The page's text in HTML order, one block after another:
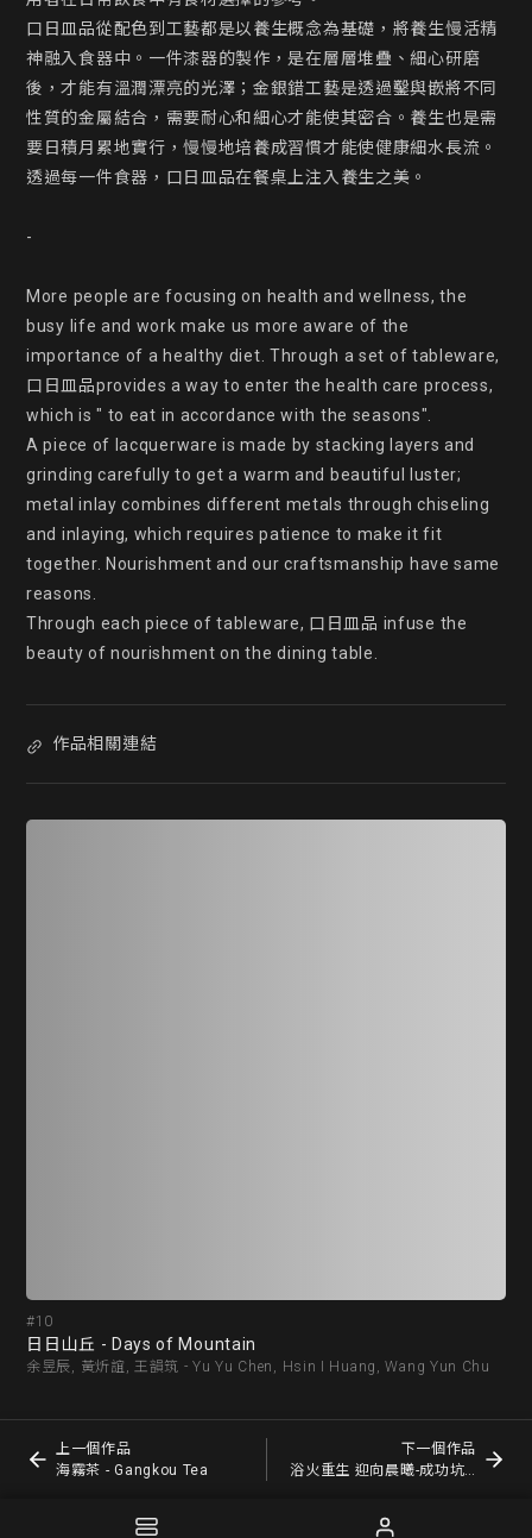
口日皿品從配色到工藝都是以養生概念為基礎，將養生慢活精
神融入食器中。一件漆器的製作，是在層層堆疊、細心研磨
後，才能有溫潤漂亮的光澤；金銀錯工藝是透過鑿與嵌將不同
性質的金屬結合，需要耐心和細心才能使其密合。養生也是需
要日積月累地實行，慢慢地培養成習慣才能使健康細水長流。
透過每一件食器，口日皿品在餐桌上注入養生之美。
-
More people are focusing on health and wellness, the
busy life and work make us more aware of the
importance of a healthy diet. Through a set of tableware,
口日皿品provides a way to enter the health care process,
which is " to eat in accordance with the seasons".
A piece of lacquerware is made by stacking layers and
grinding carefully to get a warm and beautiful luster;
metal inlay combines different metals through chiseling
and inlaying, which requires patience to make it fit
together. Nourishment and our craftsmanship have same
reasons.
Through each piece of tableware, 口日皿品 infuse the
beauty of nourishment on the dining table.
作品相關連結
上一個作品
海霧茶 - Gangkou Tea
下一個作品
浴火重生 迎向晨曦-成功坑道休閒渡假堡 - Reborn and Greet the dawn
#10
日日山丘 - Days of Mountain
余昱辰, 黃炘誼, 王韻筑 - Yu Yu Chen, Hsin I Huang, Wang Yun Chu